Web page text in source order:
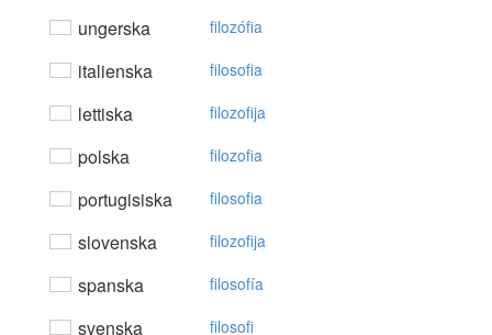
ungerska filozófia
italienska filosofia
lettiska filozofija
polska filozofia
portugisiska filosofia
slovenska filozofija
spanska filosofía
svenska filosofi